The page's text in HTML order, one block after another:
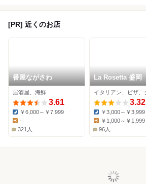
[PR] 近くのお店
番屋ながさわ
居酒屋、海鮮
3.61
Dinner:
￥6,000～￥7,999
-
321人
La Rosetta 盛岡
3.32
Dinner:
￥3,000～￥3,999
Lunch:
￥1,000～￥1,999
96人